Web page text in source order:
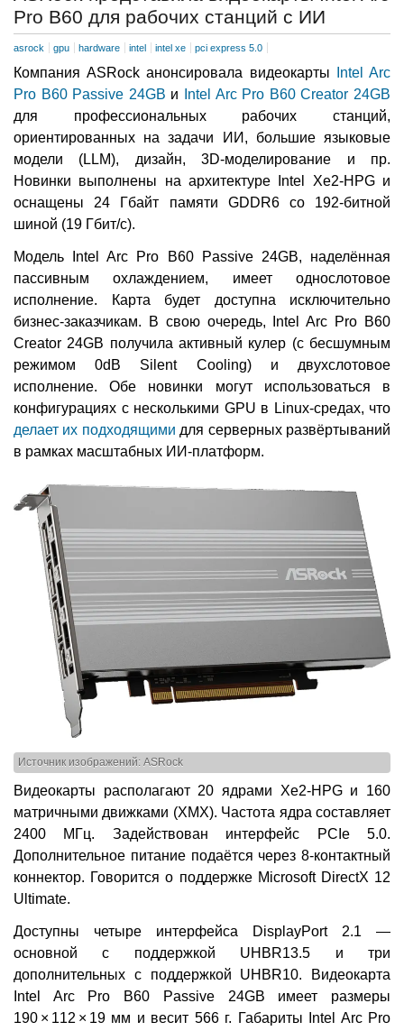
Pro B60 для рабочих станций с ИИ
asrock gpu hardware intel intel xe pci express 5.0
Компания ASRock анонсировала видеокарты
Intel Arc
Pro B60 Passive 24GB и
Intel Arc Pro B60 Creator 24GB
для профессиональных рабочих станций,
ориентированных на задачи ИИ, большие языковые
модели (LLM), дизайн, 3D-моделирование и пр.
Новинки выполнены на архитектуре Intel Xe2-HPG и
оснащены 24 Гбайт памяти GDDR6 со 192-битной
шиной (19 Гбит/с).
Модель Intel Arc Pro B60 Passive 24GB, наделённая
пассивным охлаждением, имеет однослотовое
исполнение. Карта будет доступна исключительно
бизнес-заказчикам. В свою очередь, Intel Arc Pro B60
Creator 24GB получила активный кулер (с бесшумным
режимом 0dB Silent Cooling) и двухслотовое
исполнение. Обе новинки могут использоваться в
конфигурациях с несколькими GPU в Linux-средах, что
делает их подходящими для серверных развёртываний
в рамках масштабных ИИ-платформ.
Источник изображений: ASRock
Видеокарты располагают 20 ядрами Xe2-HPG и 160
матричными движками (XMX). Частота ядра составляет
2400 МГц. Задействован интерфейс PCIe 5.0.
Дополнительное питание подаётся через 8-контактный
коннектор. Говорится о поддержке Microsoft DirectX 12
Ultimate.
Доступны четыре интерфейса DisplayPort 2.1 —
основной с поддержкой UHBR13.5 и три
дополнительных с поддержкой UHBR10. Видеокарта
Intel Arc Pro B60 Passive 24GB имеет размеры
190 × 112 × 19 мм и весит 566 г. Габариты Intel Arc Pro